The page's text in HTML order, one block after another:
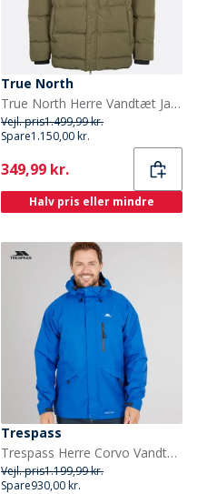
True North
True North Herre Vandtæt Jakke Tarmac
Vejl. pris1.499,99 kr.
Spare1.150,00 kr.
Current
349,99 kr.
Halv pris eller mindre
Trespass
Trespass Herre Corvo Vandtæt Hætte Skal Jakke Blå
Vejl. pris1.199,99 kr.
Spare930,00 kr.